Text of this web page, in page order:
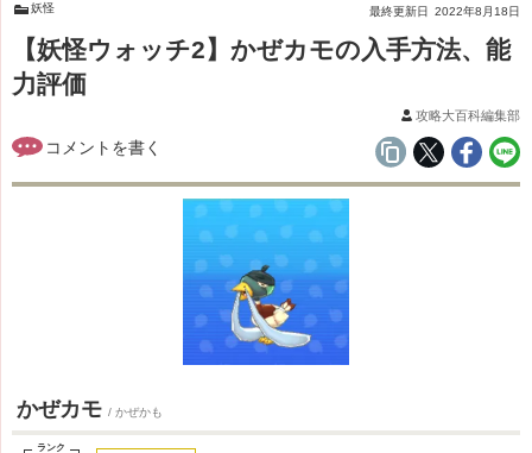
妖怪 最終更新日 2022年8月18日
【妖怪ウォッチ2】かぜカモの入手方法、能
力評価
攻略大百科編集部
かぜカモ / かぜかも